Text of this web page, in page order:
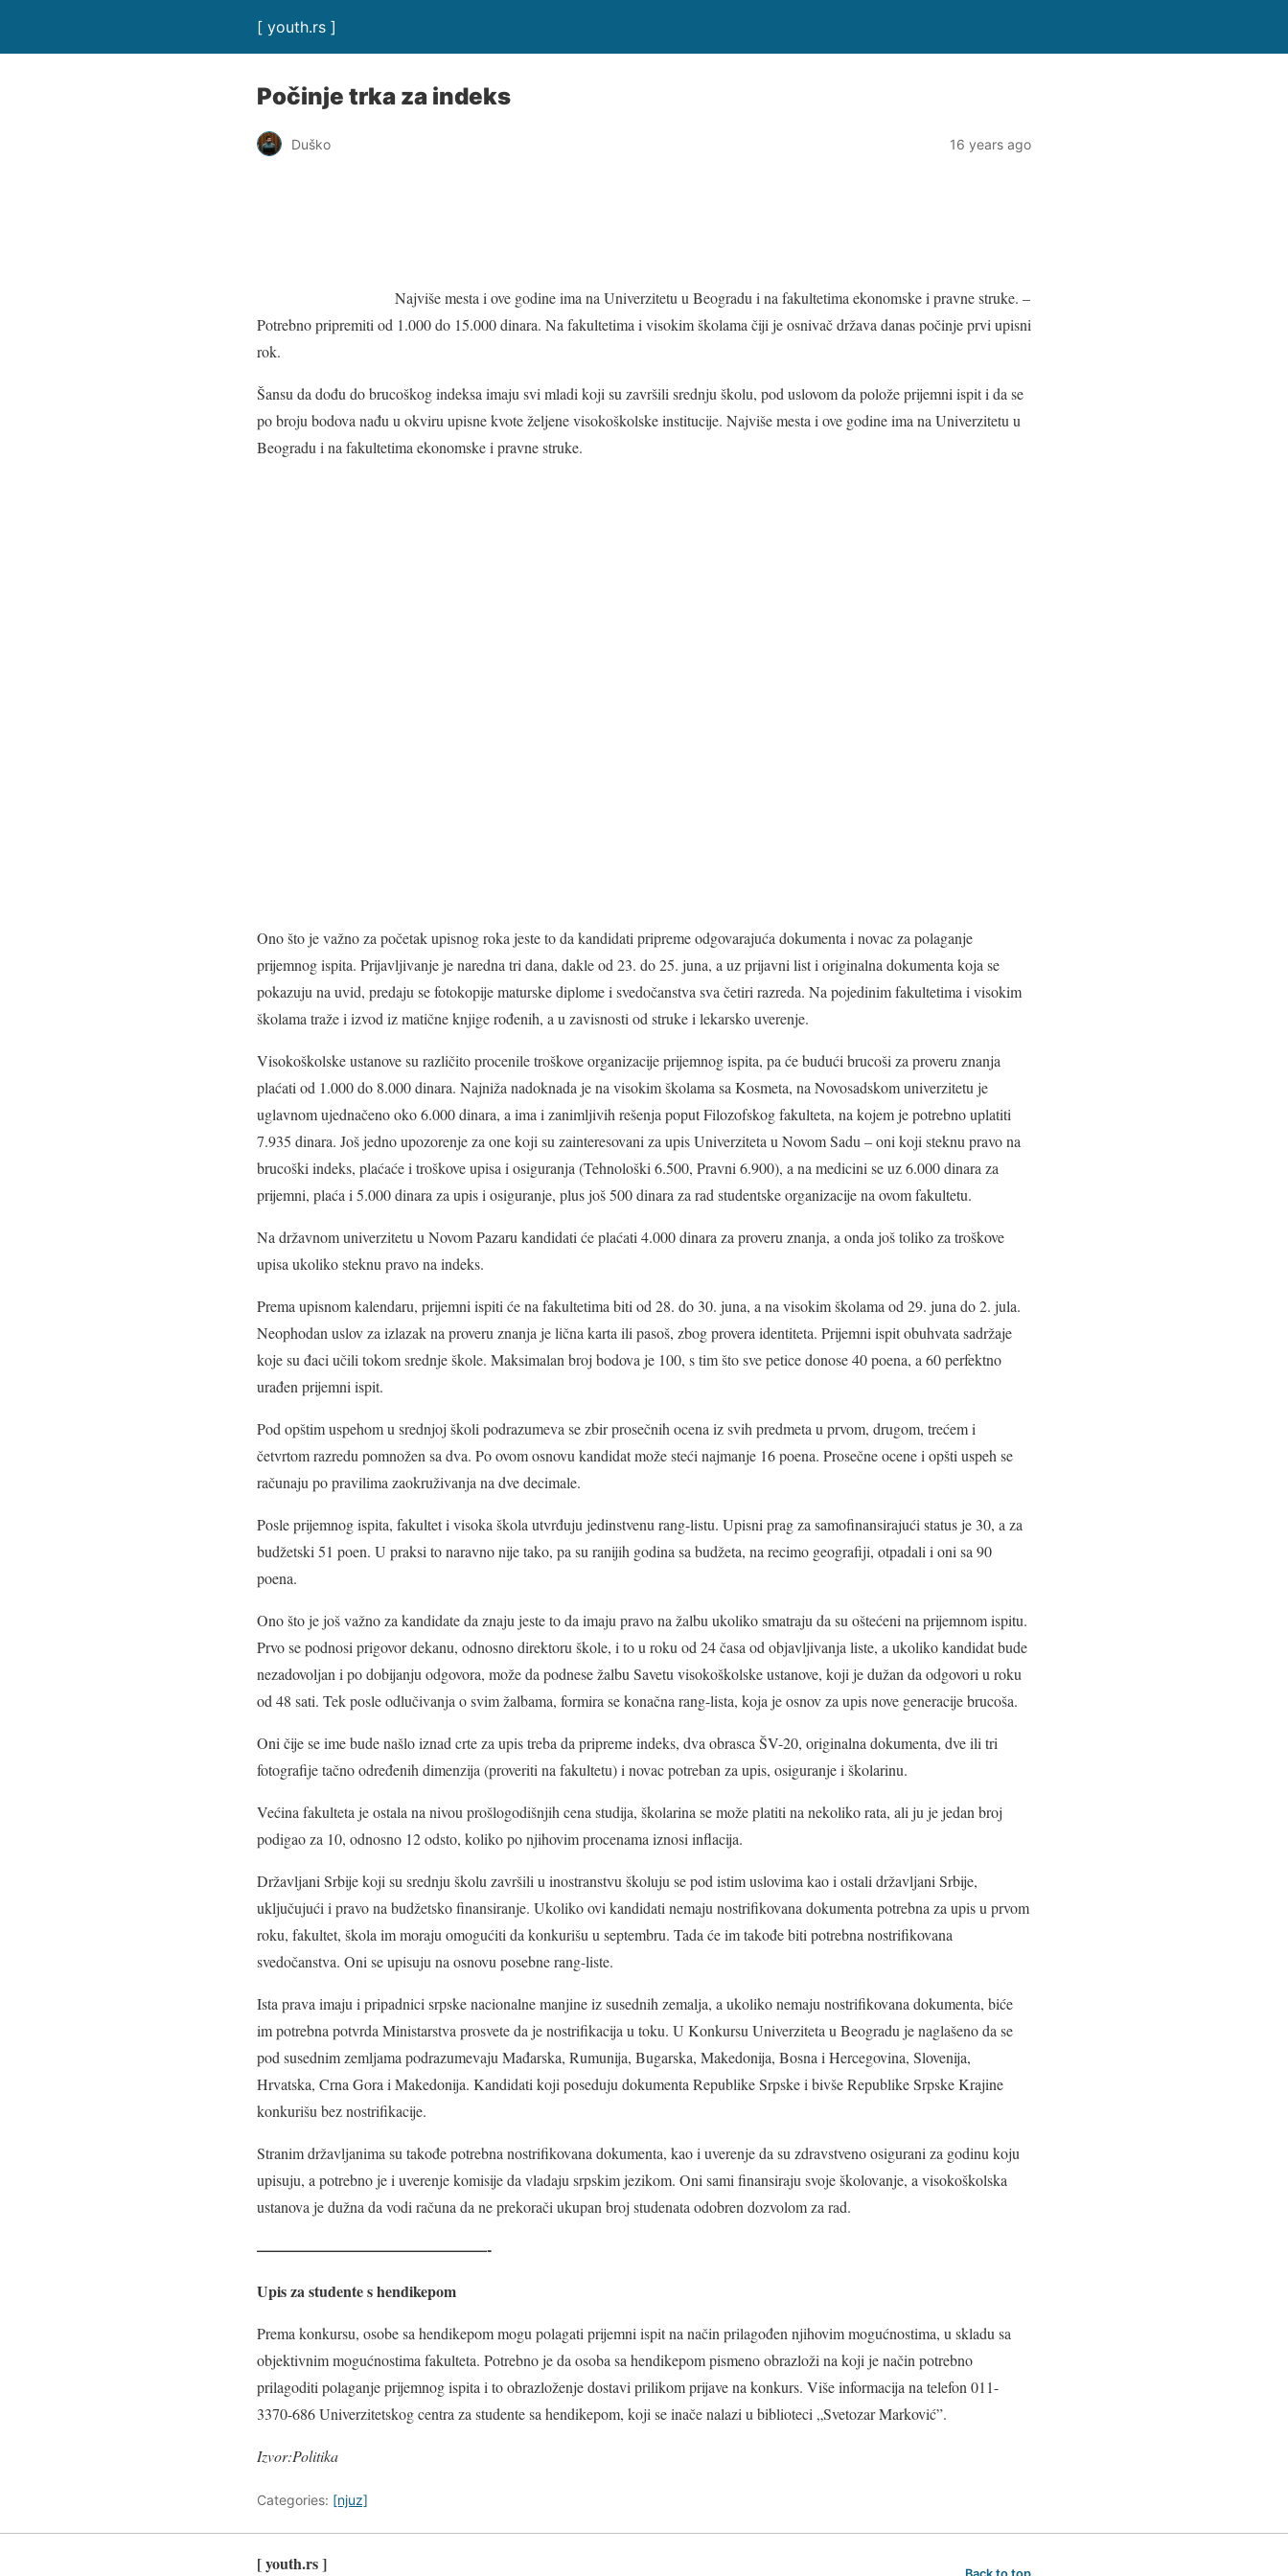
[ youth.rs ]
Počinje trka za indeks
Duško 16 years ago
Najviše mesta i ove godine ima na Univerzitetu u Beogradu i na fakultetima ekonomske i pravne struke. –
Potrebno pripremiti od 1.000 do 15.000 dinara. Na fakultetima i visokim školama čiji je osnivač država danas počinje prvi upisni
rok.
Šansu da dođu do brucoškog indeksa imaju svi mladi koji su završili srednju školu, pod uslovom da polože prijemni ispit i da se
po broju bodova nađu u okviru upisne kvote željene visokoškolske institucije. Najviše mesta i ove godine ima na Univerzitetu u
Beogradu i na fakultetima ekonomske i pravne struke.
Ono što je važno za početak upisnog roka jeste to da kandidati pripreme odgovarajuća dokumenta i novac za polaganje
prijemnog ispita. Prijavljivanje je naredna tri dana, dakle od 23. do 25. juna, a uz prijavni list i originalna dokumenta koja se
pokazuju na uvid, predaju se fotokopije maturske diplome i svedočanstva sva četiri razreda. Na pojedinim fakultetima i visokim
školama traže i izvod iz matične knjige rođenih, a u zavisnosti od struke i lekarsko uverenje.
Visokoškolske ustanove su različito procenile troškove organizacije prijemnog ispita, pa će budući brucoši za proveru znanja
plaćati od 1.000 do 8.000 dinara. Najniža nadoknada je na visokim školama sa Kosmeta, na Novosadskom univerzitetu je
uglavnom ujednačeno oko 6.000 dinara, a ima i zanimljivih rešenja poput Filozofskog fakulteta, na kojem je potrebno uplatiti
7.935 dinara. Još jedno upozorenje za one koji su zainteresovani za upis Univerziteta u Novom Sadu – oni koji steknu pravo na
brucoški indeks, plaćaće i troškove upisa i osiguranja (Tehnološki 6.500, Pravni 6.900), a na medicini se uz 6.000 dinara za
prijemni, plaća i 5.000 dinara za upis i osiguranje, plus još 500 dinara za rad studentske organizacije na ovom fakultetu.
Na državnom univerzitetu u Novom Pazaru kandidati će plaćati 4.000 dinara za proveru znanja, a onda još toliko za troškove
upisa ukoliko steknu pravo na indeks.
Prema upisnom kalendaru, prijemni ispiti će na fakultetima biti od 28. do 30. juna, a na visokim školama od 29. juna do 2. jula.
Neophodan uslov za izlazak na proveru znanja je lična karta ili pasoš, zbog provera identiteta. Prijemni ispit obuhvata sadržaje
koje su đaci učili tokom srednje škole. Maksimalan broj bodova je 100, s tim što sve petice donose 40 poena, a 60 perfektno
urađen prijemni ispit.
Pod opštim uspehom u srednjoj školi podrazumeva se zbir prosečnih ocena iz svih predmeta u prvom, drugom, trećem i
četvrtom razredu pomnožen sa dva. Po ovom osnovu kandidat može steći najmanje 16 poena. Prosečne ocene i opšti uspeh se
računaju po pravilima zaokruživanja na dve decimale.
Posle prijemnog ispita, fakultet i visoka škola utvrđuju jedinstvenu rang-listu. Upisni prag za samofinansirajući status je 30, a za
budžetski 51 poen. U praksi to naravno nije tako, pa su ranijih godina sa budžeta, na recimo geografiji, otpadali i oni sa 90
poena.
Ono što je još važno za kandidate da znaju jeste to da imaju pravo na žalbu ukoliko smatraju da su oštećeni na prijemnom ispitu.
Prvo se podnosi prigovor dekanu, odnosno direktoru škole, i to u roku od 24 časa od objavljivanja liste, a ukoliko kandidat bude
nezadovoljan i po dobijanju odgovora, može da podnese žalbu Savetu visokoškolske ustanove, koji je dužan da odgovori u roku
od 48 sati. Tek posle odlučivanja o svim žalbama, formira se konačna rang-lista, koja je osnov za upis nove generacije brucoša.
Oni čije se ime bude našlo iznad crte za upis treba da pripreme indeks, dva obrasca ŠV-20, originalna dokumenta, dve ili tri
fotografije tačno određenih dimenzija (proveriti na fakultetu) i novac potreban za upis, osiguranje i školarinu.
Većina fakulteta je ostala na nivou prošlogodišnjih cena studija, školarina se može platiti na nekoliko rata, ali ju je jedan broj
podigao za 10, odnosno 12 odsto, koliko po njihovim procenama iznosi inflacija.
Državljani Srbije koji su srednju školu završili u inostranstvu školuju se pod istim uslovima kao i ostali državljani Srbije,
uključujući i pravo na budžetsko finansiranje. Ukoliko ovi kandidati nemaju nostrifikovana dokumenta potrebna za upis u prvom
roku, fakultet, škola im moraju omogućiti da konkurišu u septembru. Tada će im takođe biti potrebna nostrifikovana
svedočanstva. Oni se upisuju na osnovu posebne rang-liste.
Ista prava imaju i pripadnici srpske nacionalne manjine iz susednih zemalja, a ukoliko nemaju nostrifikovana dokumenta, biće
im potrebna potvrda Ministarstva prosvete da je nostrifikacija u toku. U Konkursu Univerziteta u Beogradu je naglašeno da se
pod susednim zemljama podrazumevaju Mađarska, Rumunija, Bugarska, Makedonija, Bosna i Hercegovina, Slovenija,
Hrvatska, Crna Gora i Makedonija. Kandidati koji poseduju dokumenta Republike Srpske i bivše Republike Srpske Krajine
konkurišu bez nostrifikacije.
Stranim državljanima su takođe potrebna nostrifikovana dokumenta, kao i uverenje da su zdravstveno osigurani za godinu koju
upisuju, a potrebno je i uverenje komisije da vladaju srpskim jezikom. Oni sami finansiraju svoje školovanje, a visokoškolska
ustanova je dužna da vodi računa da ne prekorači ukupan broj studenata odobren dozvolom za rad.
———————————————-
Upis za studente s hendikepom
Prema konkursu, osobe sa hendikepom mogu polagati prijemni ispit na način prilagođen njihovim mogućnostima, u skladu sa
objektivnim mogućnostima fakulteta. Potrebno je da osoba sa hendikepom pismeno obrazloži na koji je način potrebno
prilagoditi polaganje prijemnog ispita i to obrazloženje dostavi prilikom prijave na konkurs. Više informacija na telefon 011-
3370-686 Univerzitetskog centra za studente sa hendikepom, koji se inače nalazi u biblioteci „Svetozar Marković”.
Izvor:Politika
Categories: [njuz]
[ youth.rs ]